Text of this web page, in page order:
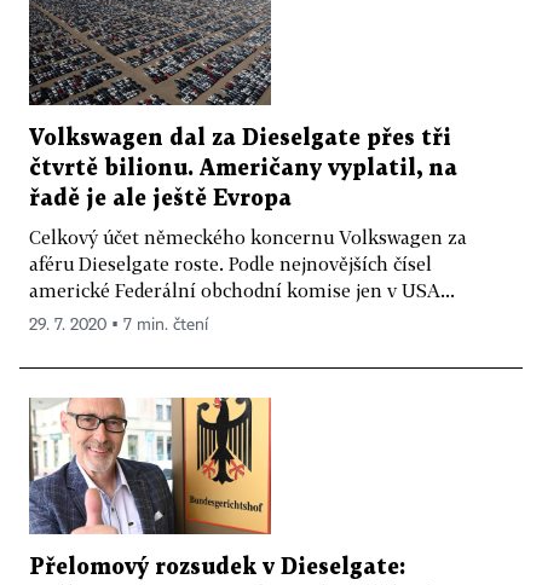
Volkswagen dal za Dieselgate přes tři
čtvrtě bilionu. Američany vyplatil, na
řadě je ale ještě Evropa
Celkový účet německého koncernu Volkswagen za
aféru Dieselgate roste. Podle nejnovějších čísel
americké Federální obchodní komise jen v USA...
29. 7. 2020 ▪ 7 min. čtení
Přelomový rozsudek v Dieselgate: